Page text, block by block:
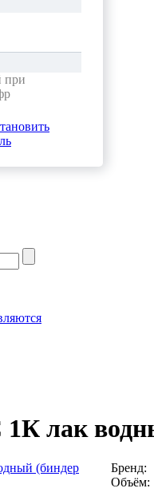
при
лак
Бренд:
Объём: